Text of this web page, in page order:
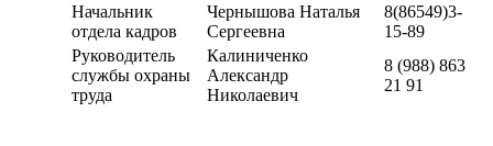
Начальник
отдела кадров
Чернышова Наталья
Сергеевна
8(86549)3-
15-89
Руководитель
службы охраны
труда
Калиниченко
Александр
Николаевич
8 (988) 863
21 91